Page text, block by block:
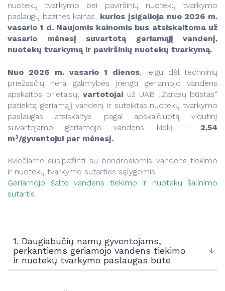
Darbuotojams
nuotekų tvarkymo bei paviršinių nuotekų tvarkymo
paslaugų bazines kainas, kurios įsigalioja nuo 2026 m.
vasario 1 d. Naujomis kainomis bus atsiskaitoma už
vasario mėnesį suvartotą geriamąjį vandenį,
nuotekų tvarkymą ir paviršinių nuotekų tvarkymą.
Nuo 2026 m. vasario 1 dienos , jeigu dėl techninių
priežasčių nėra galimybės įrengti geriamojo vandens
apskaitos prietaisų,
vartotojai už UAB „Zarasų būstas“
patiektą geriamąjį vandenį ir suteiktas nuotekų tvarkymo
paslaugas atsiskaitys pagal apskaičiuotą vidutinį
suvartojamo geriamojo vandens kiekį -
2,54
m³/gyventojui per mėnesį.
Kviečiame susipažinti su bendrosiomis vandens tiekimo
ir nuotekų tvarkymo sutarties sąlygomis:
Geriamojo šalto vandens tiekimo ir nuotekų šalinimo
sutartis
1. Daugiabučių namų gyventojams,
perkantiems geriamojo vandens tiekimo
ir nuotekų tvarkymo paslaugas bute